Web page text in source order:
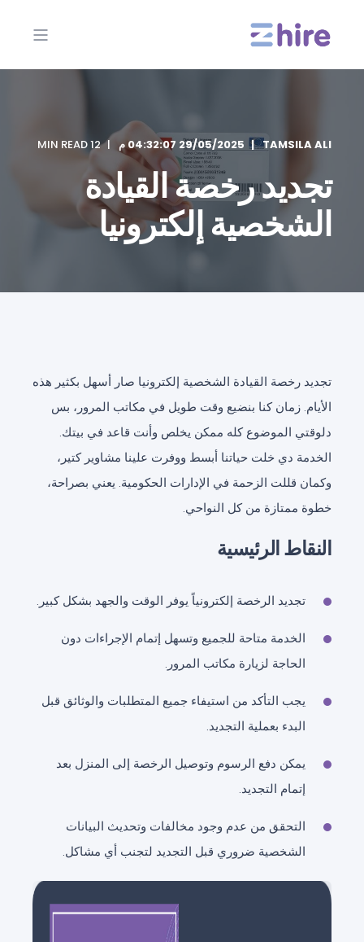
TAMSILA ALI 29/05/2025 04:32:07 م 12 MIN READ
تجديد رخصة القيادة
الشخصية إلكترونيا
تجديد رخصة القيادة الشخصية إلكترونيا صار أسهل بكثير هذه
الأيام. زمان كنا بنضيع وقت طويل في مكاتب المرور، بس
دلوقتي الموضوع كله ممكن يخلص وأنت قاعد في بيتك.
الخدمة دي خلت حياتنا أبسط ووفرت علينا مشاوير كتير،
وكمان قللت الزحمة في الإدارات الحكومية. يعني بصراحة،
خطوة ممتازة من كل النواحي.
النقاط الرئيسية
تجديد الرخصة إلكترونياً يوفر الوقت والجهد بشكل كبير.
الخدمة متاحة للجميع وتسهل إتمام الإجراءات دون
الحاجة لزيارة مكاتب المرور.
يجب التأكد من استيفاء جميع المتطلبات والوثائق قبل
البدء بعملية التجديد.
يمكن دفع الرسوم وتوصيل الرخصة إلى المنزل بعد
إتمام التجديد.
التحقق من عدم وجود مخالفات وتحديث البيانات
الشخصية ضروري قبل التجديد لتجنب أي مشاكل.